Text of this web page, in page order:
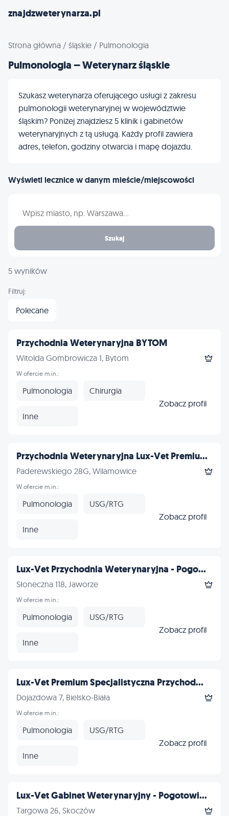
znajdzweterynarza.pl
Strona główna / śląskie / Pulmonologia
Pulmonologia – Weterynarz śląskie
Szukasz weterynarza oferującego usługi z zakresu
pulmonologii weterynaryjnej w województwie
śląskim? Poniżej znajdziesz 5 klinik i gabinetów
weterynaryjnych z tą usługą. Każdy profil zawiera
adres, telefon, godziny otwarcia i mapę dojazdu.
Wyświetl lecznice w danym mieście/miejscowości
Szukaj
5 wyników
Filtruj:
Polecane
Przychodnia Weterynaryjna BYTOM
Witolda Gombrowicza 1, Bytom
W ofercie m.in.:
Pulmonologia Chirurgia
Inne
Zobacz profil
Przychodnia Weterynaryjna Lux-Vet Premiu...
Paderewskiego 28G, Wilamowice
W ofercie m.in.:
Pulmonologia USG/RTG
Inne
Zobacz profil
Lux-Vet Przychodnia Weterynaryjna - Pogo...
Słoneczna 118, Jaworze
W ofercie m.in.:
Pulmonologia USG/RTG
Inne
Zobacz profil
Lux-Vet Premium Specjalistyczna Przychod...
Dojazdowa 7, Bielsko-Biała
W ofercie m.in.:
Pulmonologia USG/RTG
Inne
Zobacz profil
Lux-Vet Gabinet Weterynaryjny - Pogotowi...
Targowa 26, Skoczów